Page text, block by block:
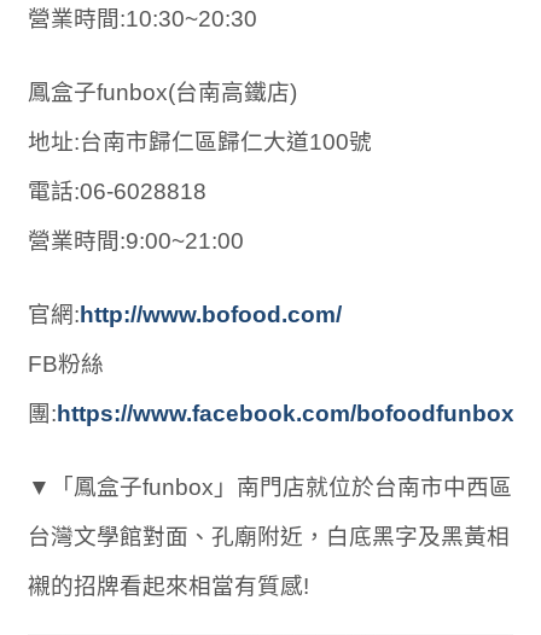
營業時間:10:30~20:30
鳳盒子funbox(台南高鐵店)
地址:台南市歸仁區歸仁大道100號
電話:06-6028818
營業時間:9:00~21:00
官網:http://www.bofood.com/
FB粉絲
團:https://www.facebook.com/bofoodfunbox/
▼「鳳盒子funbox」南門店就位於台南市中西區
台灣文學館對面、孔廟附近，白底黑字及黑黃相
襯的招牌看起來相當有質感!